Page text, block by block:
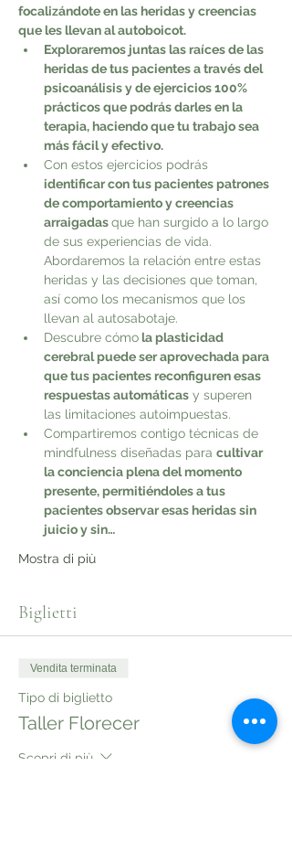
focalizándote en las heridas y creencias
que les llevan al autoboicot.
Exploraremos juntas las raíces de las
heridas de tus pacientes a través del
psicoanálisis y de ejercicios 100%
prácticos que podrás darles en la
terapia, haciendo que tu trabajo sea
más fácil y efectivo.
Con estos ejercicios podrás
identificar con tus pacientes patrones
de comportamiento y creencias
arraigadas que han surgido a lo largo
de sus experiencias de vida.
Abordaremos la relación entre estas
heridas y las decisiones que toman,
así como los mecanismos que los
llevan al autosabotaje.
Descubre cómo la plasticidad
cerebral puede ser aprovechada para
que tus pacientes reconfiguren esas
respuestas automáticas y superen
las limitaciones autoimpuestas.
Compartiremos contigo técnicas de
mindfulness diseñadas para cultivar
la conciencia plena del momento
presente, permitiéndoles a tus
pacientes observar esas heridas sin
juicio y sin…
Mostra di più
Biglietti
Vendita terminata
Tipo di biglietto
Taller Florecer
Scopri di più